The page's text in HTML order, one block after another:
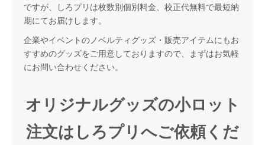
ですが、しろプリは枚数別個別料金、校正代無料で最短納
期にてお届けします。
企業やイベントのノベルティグッズ・販売アイテムにもお
すすめのグッズをご用意しておりますので、まずはお気軽
にお問い合わせください。
オリジナルグッズの小ロット
注文はしろプリへご依頼くだ